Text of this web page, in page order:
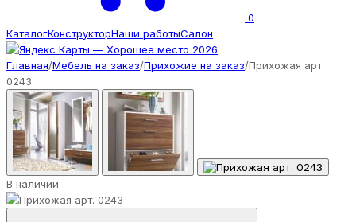
0
КаталогКонструкторНаши работыСалон
Главная/Мебель на заказ/Прихожие на заказ/Прихожая арт.
0243
В наличии